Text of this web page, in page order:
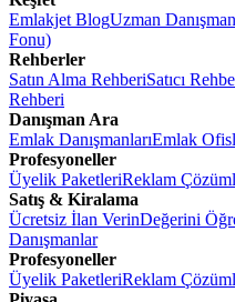
Emlakjet BlogUzman
Fonu)
Rehberler
Satın Alma RehberiSatıcı
Rehberi
Danışman Ara
Emlak DanışmanlarıEmlak
Profesyoneller
Üyelik PaketleriReklam
Satış & Kiralama
Ücretsiz İlan VerinDeğerini
Danışmanlar
Profesyoneller
Üyelik PaketleriReklam